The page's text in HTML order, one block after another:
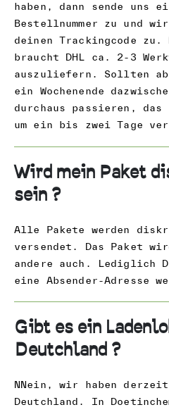
haben, dann sende uns
Bestellnummer zu und
deinen Trackingcode zu.
braucht DHL ca. 2-3
auszuliefern. Sollten
ein Wochenende
durchaus passieren,
um ein bis zwei Tage
Wird mein Paket
sein ?
Alle Pakete werden
versendet. Das Paket
andere auch. Lediglich
eine Absender-Adresse
Gibt es ein
Deutchland ?
NNein, wir haben
Deutchland. In